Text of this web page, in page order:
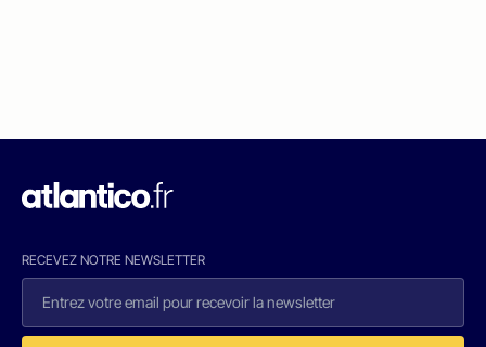
RECEVEZ NOTRE NEWSLETTER